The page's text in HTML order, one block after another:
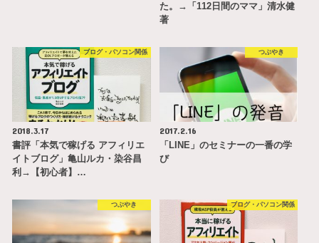
た。→「112日間のママ」清水健
著
ブログ・パソコン関係
2018.3.17
書評「本気で稼げる アフィリエ
イトブログ」亀山ルカ・染谷昌
利→【初心者】…
つぶやき
2017.2.16
「LINE」のセミナーの一番の学
び
つぶやき ブログ・パソコン関係